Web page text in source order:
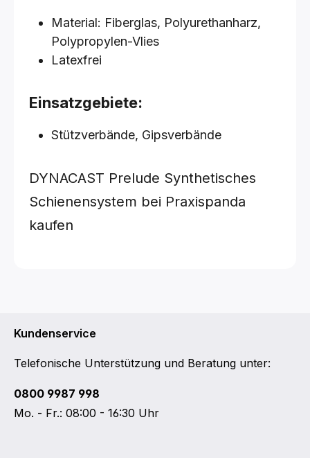
Material: Fiberglas, Polyurethanharz,
Polypropylen-Vlies
Latexfrei
Einsatzgebiete:
Stützverbände, Gipsverbände
DYNACAST Prelude Synthetisches
Schienensystem bei Praxispanda
kaufen
Kundenservice
Telefonische Unterstützung und Beratung unter:
0800 9987 998
Mo. - Fr.: 08:00 - 16:30 Uhr